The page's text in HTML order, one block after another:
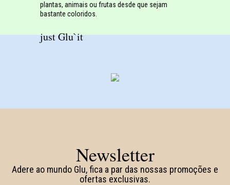
plantas, animais ou frutas desde que sejam
bastante coloridos.
just Glu`it
Newsletter
Adere ao mundo Glu, fica a par das nossas promoções e
ofertas exclusivas.